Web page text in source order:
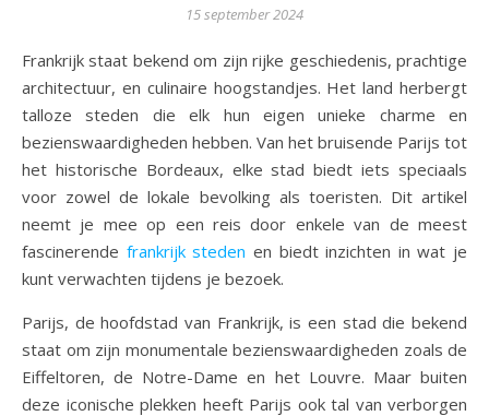
15 september 2024
Frankrijk staat bekend om zijn rijke geschiedenis, prachtige
architectuur, en culinaire hoogstandjes. Het land herbergt
talloze steden die elk hun eigen unieke charme en
bezienswaardigheden hebben. Van het bruisende Parijs tot
het historische Bordeaux, elke stad biedt iets speciaals
voor zowel de lokale bevolking als toeristen. Dit artikel
neemt je mee op een reis door enkele van de meest
fascinerende frankrijk steden en biedt inzichten in wat je
kunt verwachten tijdens je bezoek.
Parijs, de hoofdstad van Frankrijk, is een stad die bekend
staat om zijn monumentale bezienswaardigheden zoals de
Eiffeltoren, de Notre-Dame en het Louvre. Maar buiten
deze iconische plekken heeft Parijs ook tal van verborgen